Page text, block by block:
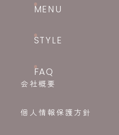
MENU
STYLE
FAQ
会社概要
個人情報保護方針